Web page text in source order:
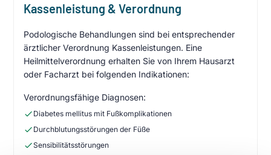
Kassenleistung & Verordnung
Podologische Behandlungen sind bei entsprechender
ärztlicher Verordnung Kassenleistungen. Eine
Heilmittelverordnung erhalten Sie von Ihrem Hausarzt
oder Facharzt bei folgenden Indikationen:
Verordnungsfähige Diagnosen:
Diabetes mellitus mit Fußkomplikationen
Durchblutungsstörungen der Füße
Sensibilitätsstörungen